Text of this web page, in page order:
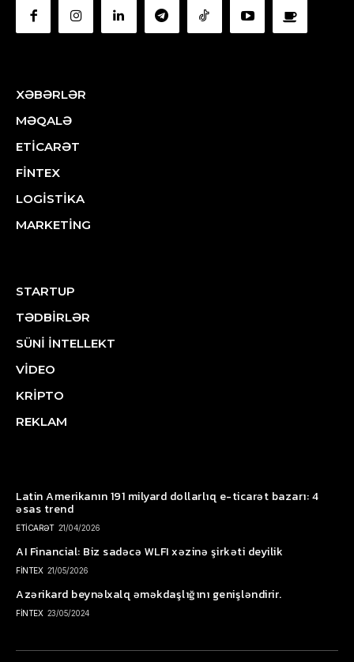
XƏBƏRLƏR
MƏQALƏ
ETİCARƏT
FİNTEX
LOGİSTİKA
MARKETİNG
STARTUP
TƏDBİRLƏR
SÜNİ İNTELLEKT
VİDEO
KRİPTO
REKLAM
Latin Amerikanın 191 milyard dollarlıq e-ticarət bazarı: 4
əsas trend
ETİCARƏT 21/04/2026
AI Financial: Biz sadəcə WLFI xəzinə şirkəti deyilik
FİNTEX 21/05/2026
Azərikard beynəlxalq əməkdaşlığını genişləndirir.
FİNTEX 23/05/2024